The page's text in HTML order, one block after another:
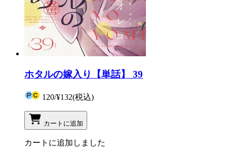
ホタルの嫁入り【単話】 39
120/¥132(税込)
カートに追加
カートに追加しました